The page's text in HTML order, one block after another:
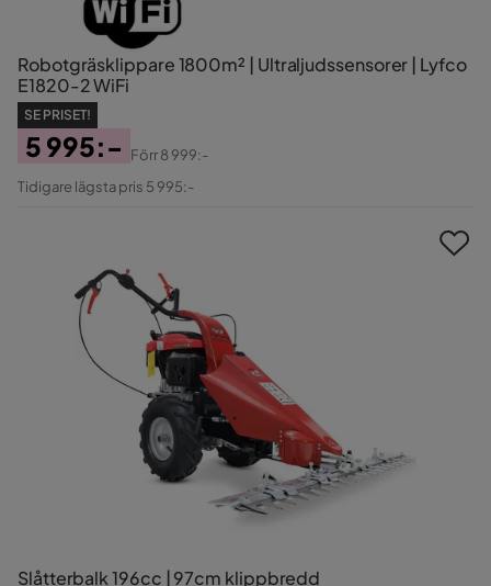
Robotgräsklippare 1800m² | Ultraljudssensorer | Lyfco
E1820-2 WiFi
SE PRISET!
Pris
5 995:-
Original
Förr8 999:-
Tidigare lägsta pris 5 995:-
Slåtterbalk 196cc | 97cm klippbredd